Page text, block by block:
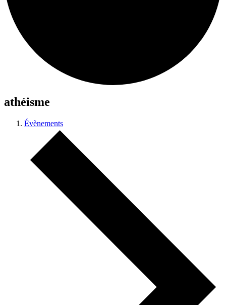
athéisme
Évènements